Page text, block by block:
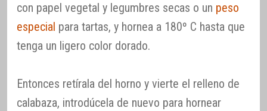
con papel vegetal y legumbres secas o un peso
especial para tartas, y hornea a 180º C hasta que
tenga un ligero color dorado.
Entonces retírala del horno y vierte el relleno de
calabaza, introdúcela de nuevo para hornear